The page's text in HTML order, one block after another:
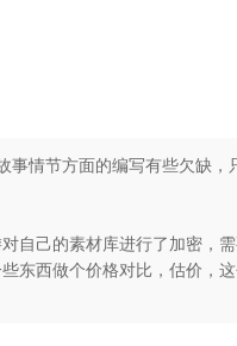
事情节方面的编写有些欠缺，
自己的素材库进行了加密，
东西做个价格对比，估价，